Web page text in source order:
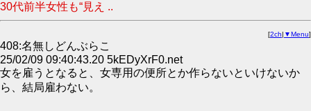
30代前半女性も“見え ..
[2ch| ▼Menu]
408:名無しどんぶらこ
25/02/09 09:40:43.20 5kEDyXrF0.net
女を雇うとなると、女専用の便所とか作らないといけないか
ら、結局雇わない。